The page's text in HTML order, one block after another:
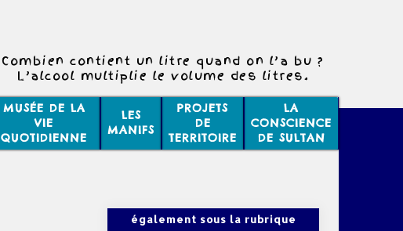
Combien contient un litre quand on l’a bu ?
L’alcool multiplie le volume des litres.
MUSÉE DE LA
VIE
QUOTIDIENNE
LES
MANIFS
PROJETS
DE
TERRITOIRE
LA
CONSCIENCE
DE SULTAN
également sous la rubrique